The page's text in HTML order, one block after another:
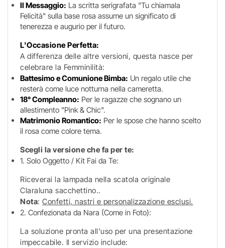
Il Messaggio: La scritta serigrafata "Tu chiamala
Felicità" sulla base rosa assume un significato di
tenerezza e augurio per il futuro.
L'Occasione Perfetta:
A differenza delle altre versioni, questa nasce per
celebrare la Femminilità:
Battesimo e Comunione Bimba: Un regalo utile che
resterà come luce notturna nella cameretta.
18° Compleanno: Per le ragazze che sognano un
allestimento "Pink & Chic".
Matrimonio Romantico: Per le spose che hanno scelto
il rosa come colore tema.
Scegli la versione che fa per te:
1. Solo Oggetto / Kit Fai da Te:
Riceverai la lampada nella scatola originale
Claraluna sacchettino..
Nota: Confetti, nastri e personalizzazione esclusi.
2. Confezionata da Nara (Come in Foto):
La soluzione pronta all'uso per una presentazione
impeccabile. Il servizio include: